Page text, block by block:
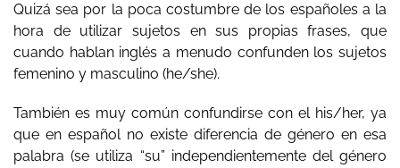
Quizá sea por la poca costumbre de los españoles a la
hora de utilizar sujetos en sus propias frases, que
cuando hablan inglés a menudo confunden los sujetos
femenino y masculino (he/she).
También es muy común confundirse con el his/her, ya
que en español no existe diferencia de género en esa
palabra (se utiliza “su” independientemente del género